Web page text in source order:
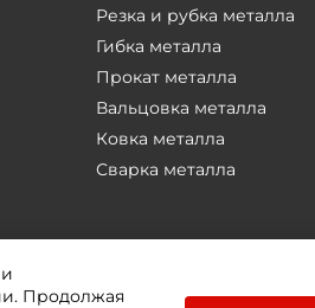
Резка и рубка металла
Гибка металла
Прокат металла
Вальцовка металла
Ковка металла
Сварка металла
Продолжая